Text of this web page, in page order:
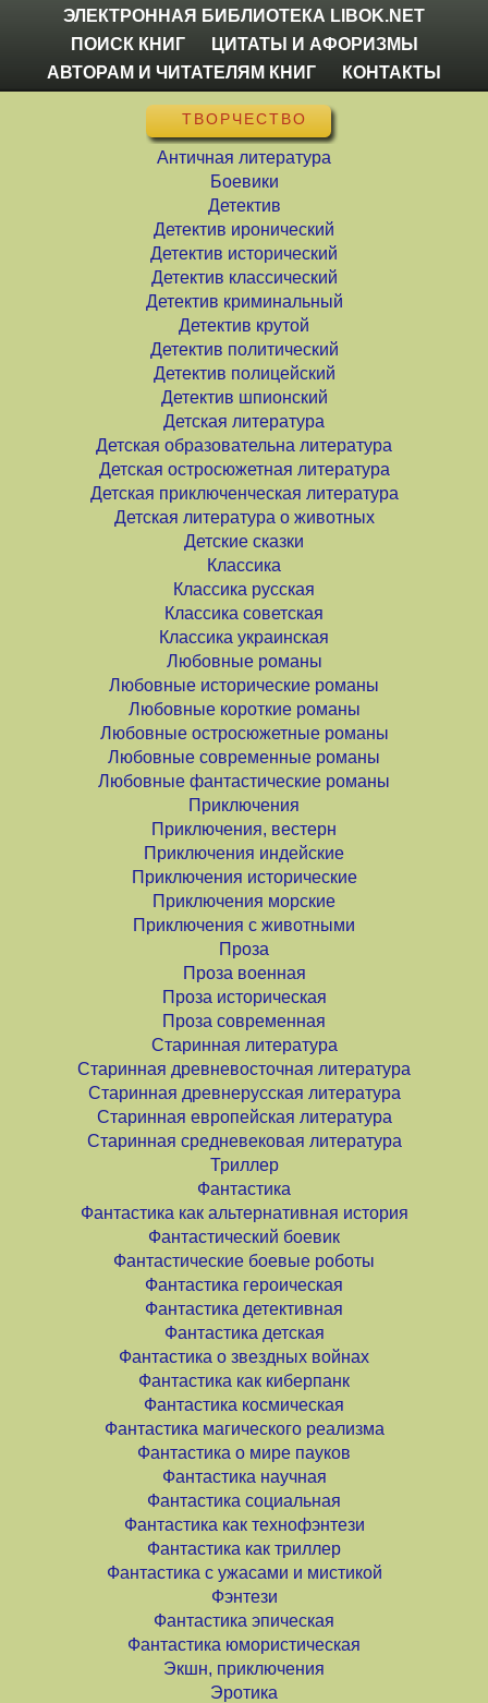
ЭЛЕКТРОННАЯ БИБЛИОТЕКА LIBOK.NET
ПОИСК КНИГ
ЦИТАТЫ И АФОРИЗМЫ
АВТОРАМ И ЧИТАТЕЛЯМ КНИГ
КОНТАКТЫ
ТВОРЧЕСТВО
Античная литература
Боевики
Детектив
Детектив иронический
Детектив исторический
Детектив классический
Детектив криминальный
Детектив крутой
Детектив политический
Детектив полицейский
Детектив шпионский
Детская литература
Детская образовательна литература
Детская остросюжетная литература
Детская приключенческая литература
Детская литература о животных
Детские сказки
Классика
Классика русская
Классика советская
Классика украинская
Любовные романы
Любовные исторические романы
Любовные короткие романы
Любовные остросюжетные романы
Любовные современные романы
Любовные фантастические романы
Приключения
Приключения, вестерн
Приключения индейские
Приключения исторические
Приключения морские
Приключения с животными
Проза
Проза военная
Проза историческая
Проза современная
Старинная литература
Старинная древневосточная литература
Старинная древнерусская литература
Старинная европейская литература
Старинная средневековая литература
Триллер
Фантастика
Фантастика как альтернативная история
Фантастический боевик
Фантастические боевые роботы
Фантастика героическая
Фантастика детективная
Фантастика детская
Фантастика о звездных войнах
Фантастика как киберпанк
Фантастика космическая
Фантастика магического реализма
Фантастика о мире пауков
Фантастика научная
Фантастика социальная
Фантастика как технофэнтези
Фантастика как триллер
Фантастика с ужасами и мистикой
Фэнтези
Фантастика эпическая
Фантастика юмористическая
Экшн, приключения
Эротика